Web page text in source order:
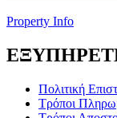
Property Info
Πολιτική
Τρόποι